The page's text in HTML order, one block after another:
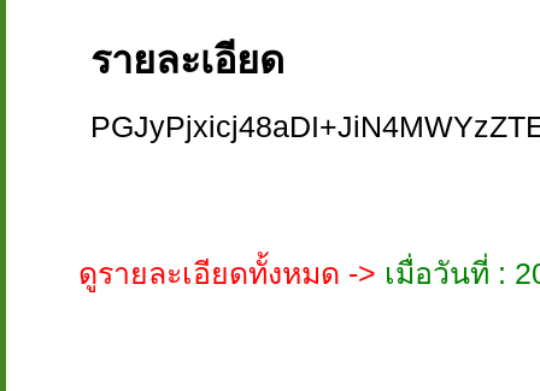
รายละเอียด
ดูรายละเอียดทั้งหมด -> เมื่อวันที่ :